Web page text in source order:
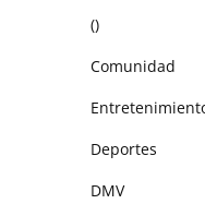
()
Comunidad
Deportes
DMV